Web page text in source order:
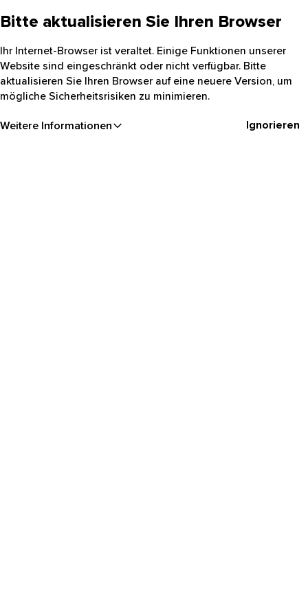
Bitte aktualisieren Sie Ihren Browser
Ihr Internet-Browser ist veraltet. Einige Funktionen unserer
Website sind eingeschränkt oder nicht verfügbar. Bitte
aktualisieren Sie Ihren Browser auf eine neuere Version, um
mögliche Sicherheitsrisiken zu minimieren.
Weitere Informationen Ignorieren